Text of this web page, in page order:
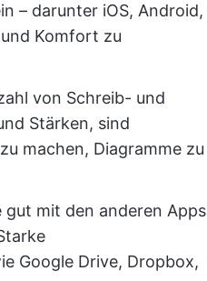
– darunter iOS, Android,
Komfort zu
von Schreib- und
Stärken, sind
zu machen, Diagramme zu
mit den anderen Apps
Google Drive, Dropbox,